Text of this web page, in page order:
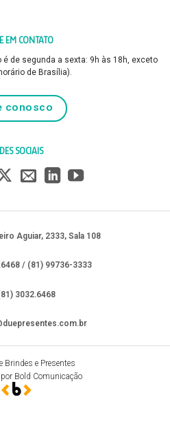
EM CONTATO
de segunda a sexta: 9h às 18h, exceto
de Brasília).
conosco
SOCIAIS
Aguiar, 2333, Sala 108
/ (81) 99736-3333
3032.6468
Brindes e Presentes
Bold Comunicação